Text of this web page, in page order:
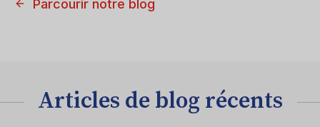
Parcourir notre blog
Articles de blog récents